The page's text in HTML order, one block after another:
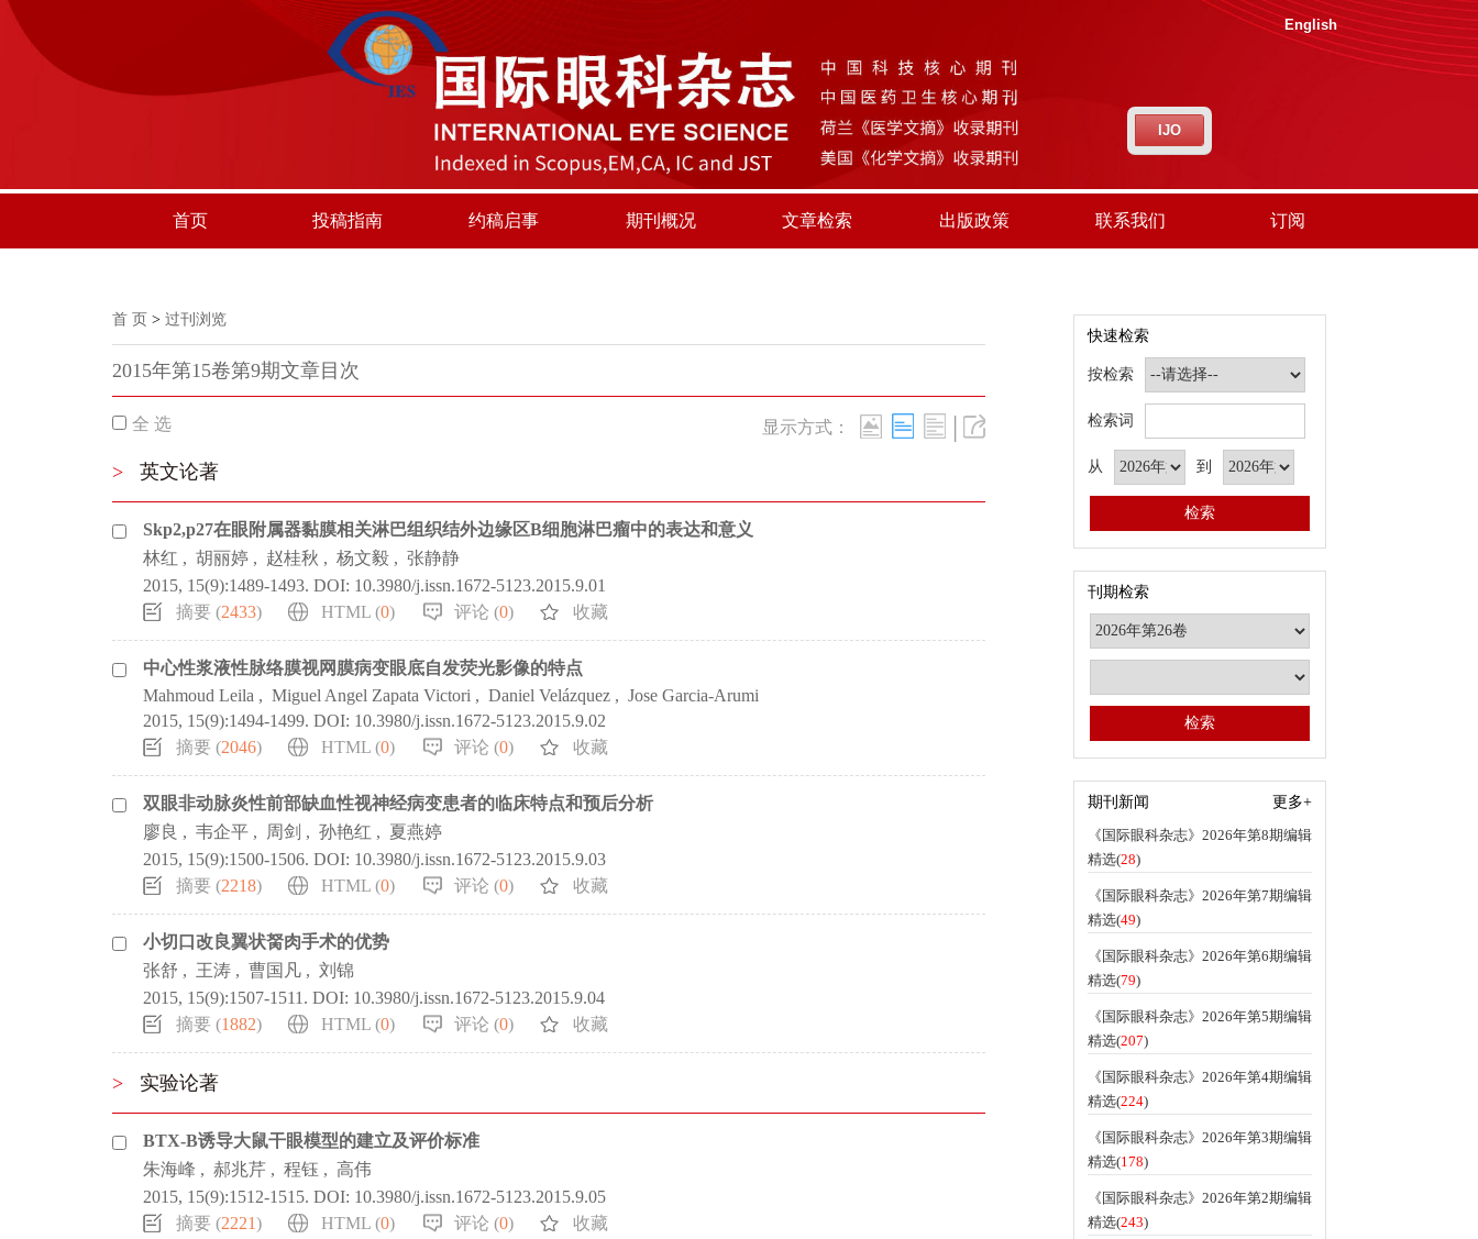
English
IJO
首页 投稿指南 约稿启事 期刊概况 文章检索 出版政策 联系我们 订阅
首 页 > 过刊浏览
2015年第15卷第9期文章目次
全 选 显示方式： |
> 英文论著
Skp2,p27在眼附属器黏膜相关淋巴组织结外边缘区B细胞淋巴瘤中的表达和意义
林红 , 胡丽婷 , 赵桂秋 , 杨文毅 , 张静静
2015, 15(9):1489-1493. DOI: 10.3980/j.issn.1672-5123.2015.9.01
摘要 (2433) HTML (0) 评论 (0) 收藏
中心性浆液性脉络膜视网膜病变眼底自发荧光影像的特点
Mahmoud Leila , Miguel Angel Zapata Victori , Daniel Velázquez , Jose Garcia-Arumi
2015, 15(9):1494-1499. DOI: 10.3980/j.issn.1672-5123.2015.9.02
摘要 (2046) HTML (0) 评论 (0) 收藏
双眼非动脉炎性前部缺血性视神经病变患者的临床特点和预后分析
廖良 , 韦企平 , 周剑 , 孙艳红 , 夏燕婷
2015, 15(9):1500-1506. DOI: 10.3980/j.issn.1672-5123.2015.9.03
摘要 (2218) HTML (0) 评论 (0) 收藏
小切口改良翼状胬肉手术的优势
张舒 , 王涛 , 曹国凡 , 刘锦
2015, 15(9):1507-1511. DOI: 10.3980/j.issn.1672-5123.2015.9.04
摘要 (1882) HTML (0) 评论 (0) 收藏
> 实验论著
BTX-B诱导大鼠干眼模型的建立及评价标准
朱海峰 , 郝兆芹 , 程钰 , 高伟
2015, 15(9):1512-1515. DOI: 10.3980/j.issn.1672-5123.2015.9.05
摘要 (2221) HTML (0) 评论 (0) 收藏
快速检索
按检索
检索词
从 到
刊期检索
期刊新闻
更多+
《国际眼科杂志》2026年第8期编辑
精选(28)
《国际眼科杂志》2026年第7期编辑
精选(49)
《国际眼科杂志》2026年第6期编辑
精选(79)
《国际眼科杂志》2026年第5期编辑
精选(207)
《国际眼科杂志》2026年第4期编辑
精选(224)
《国际眼科杂志》2026年第3期编辑
精选(178)
《国际眼科杂志》2026年第2期编辑
精选(243)